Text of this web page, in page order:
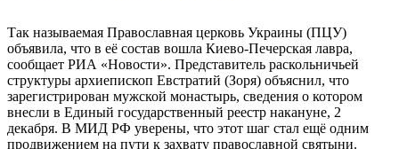
Так называемая Православная церковь Украины (ПЦУ)
объявила, что в её состав вошла Киево-Печерская лавра,
сообщает РИА «Новости». Представитель раскольничьей
структуры архиепископ Евстратий (Зоря) объяснил, что
зарегистрирован мужской монастырь, сведения о котором
внесли в Единый государственный реестр накануне, 2
декабря. В МИД РФ уверены, что этот шаг стал ещё одним
продвижением на пути к захвату православной святыни.